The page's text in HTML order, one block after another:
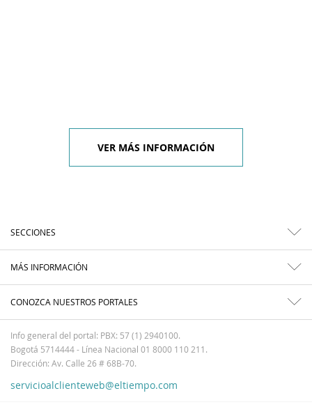
VER MÁS INFORMACIÓN
SECCIONES
MÁS INFORMACIÓN
CONOZCA NUESTROS PORTALES
Info general del portal: PBX: 57 (1) 2940100.
Bogotá 5714444 - Línea Nacional 01 8000 110 211.
Dirección: Av. Calle 26 # 68B-70.
servicioalclienteweb@eltiempo.com